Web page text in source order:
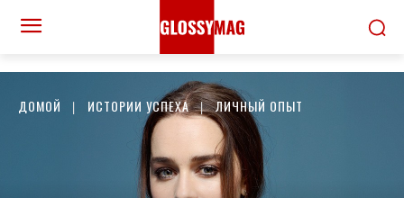
ДОМОЙ ИСТОРИИ УСПЕХА ЛИЧНЫЙ ОПЫТ